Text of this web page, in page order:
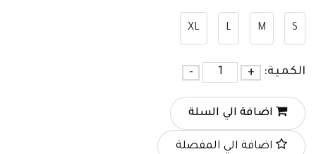
S
M
L
XL
الكمية: +
-
اضافة الي السلة
اضافة الي المفضلة